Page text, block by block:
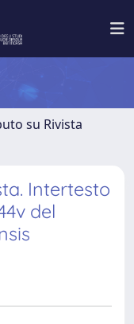
su Rivista
Intertesto
del